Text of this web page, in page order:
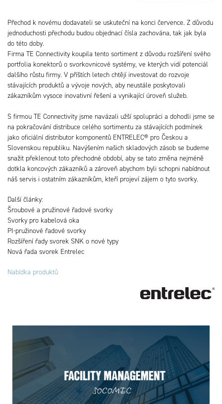
Přechod k novému dodavateli se uskuteční na konci července. Z důvodu
jednoduchosti přechodu budou objednací čísla zachována, tak jak byla
do této doby.
Firma TE Connectivity koupila tento sortiment z důvodu rozšíření svého
portfolia konektorů o svorkovnicové systémy, ve kterých vidí potenciál
dalšího růstu firmy. V příštích letech chtějí investovat do rozvoje
stávajících produktů a vývoje nových, aby neustále poskytovali
zákazníkům vysoce inovativní řešení a vynikající úroveň služeb.
S firmou TE Connectivity jsme navázali užší spolupráci a dohodli jsme se
na pokračování distribuce celého sortimentu za stávajících podmínek
jako oficiální distributor komponentů ENTRELEC® pro Českou a
Slovenskou republiku. Navýšením našich skladových zásob se budeme
snažit překlenout toto přechodné období, aby se tato změna nejméně
dotkla koncových zákazníků a zároveň abychom byli schopni nabídnout
náš servis i ostatním zákazníkům, kteří projeví zájem o tyto svorky.
Další články:
Šroubové a pružinové řadové svorky
Svorky pro kabelová oka
PI-pružinové řadové svorky
Rozšíření řady svorek SNK o nové typy
Nová řada svorek Entrelec
Nabídka produktů